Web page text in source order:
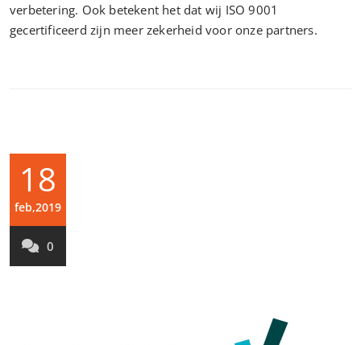
verbetering. Ook betekent het dat wij ISO 9001
gecertificeerd zijn meer zekerheid voor onze partners.
18
feb,2019
0